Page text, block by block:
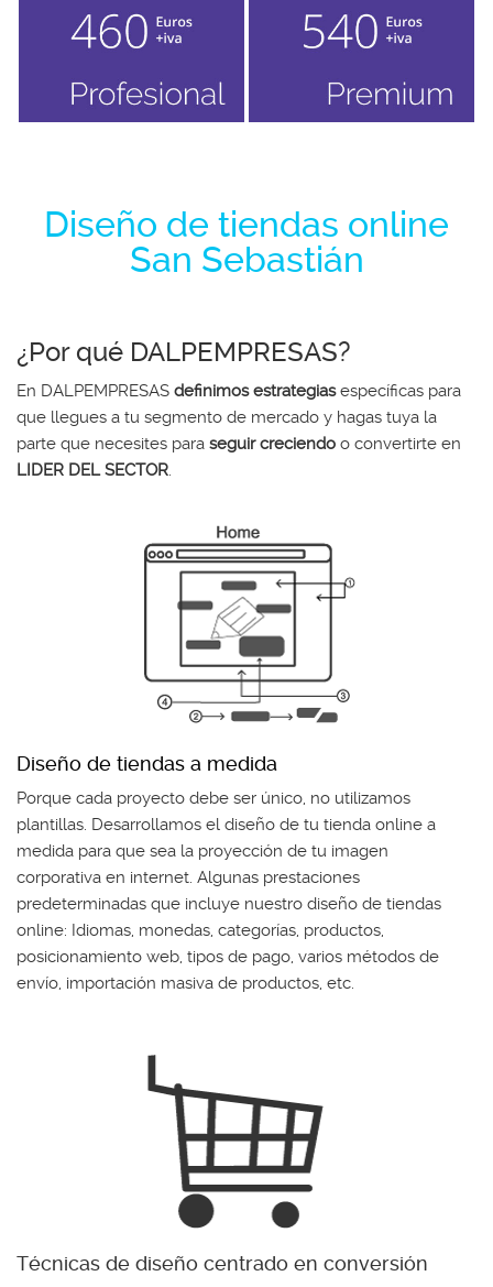
Diseño de tiendas online
San Sebastián
¿Por qué DALPEMPRESAS?
En DALPEMPRESAS definimos estrategiasespecíficas para
que llegues a tu segmento de mercado y hagas tuya la
parte que necesites para seguir creciendo o convertirte en
LIDER DEL SECTOR.
Diseño de tiendas a medida
Porque cada proyecto debe ser único, no utilizamos
plantillas. Desarrollamos el diseño de tu tienda online a
medida para que sea la proyección de tu imagen
corporativa en internet. Algunas prestaciones
predeterminadas que incluye nuestro diseño de tiendas
online: Idiomas, monedas, categorías, productos,
posicionamiento web, tipos de pago, varios métodos de
envío, importación masiva de productos, etc.
Técnicas de diseño centrado en conversión